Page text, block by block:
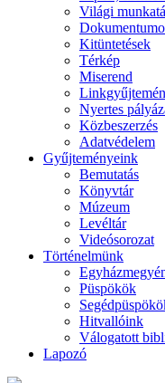
Világi
Kitüntetések
Térkép
Miserend
Nyertes
Közbeszerzés
Adatvédelem
Gyűjteményeink
Bemutatás
Könyvtár
Múzeum
Levéltár
Videósorozat
Történelmünk
Püspökök
Hitvallóink
Válogatott
Lapozó